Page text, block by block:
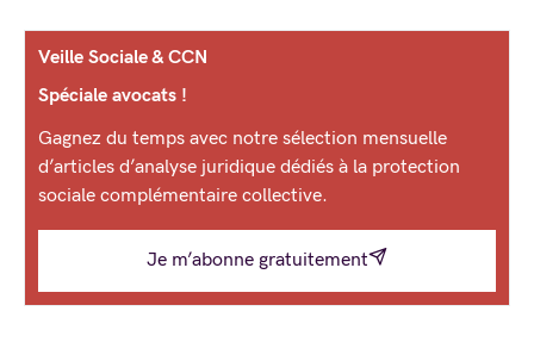
Veille Sociale & CCN
Spéciale avocats !
Gagnez du temps avec notre sélection mensuelle
d’articles d’analyse juridique dédiés à la protection
sociale complémentaire collective.
Je m’abonne gratuitement